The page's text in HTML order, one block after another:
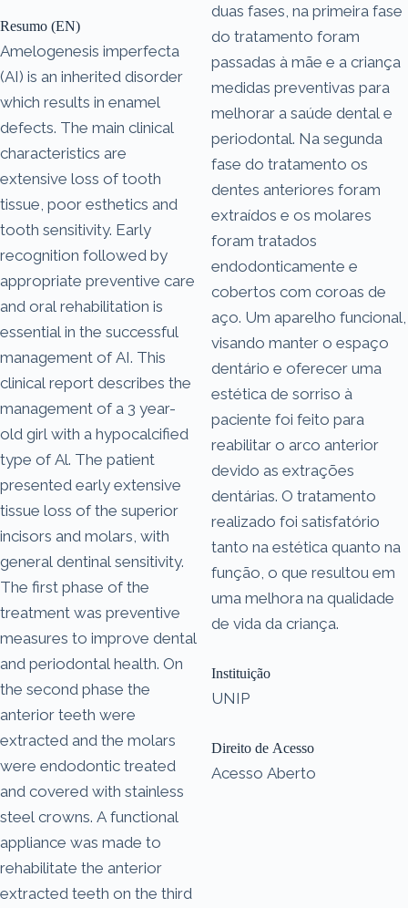
Resumo (EN)
Amelogenesis imperfecta
(AI) is an inherited disorder
which results in enamel
defects. The main clinical
characteristics are
extensive loss of tooth
tissue, poor esthetics and
tooth sensitivity. Early
recognition followed by
appropriate preventive care
and oral rehabilitation is
essential in the successful
management of AI. This
clinical report describes the
management of a 3 year-
old girl with a hypocalcified
type of Al. The patient
presented early extensive
tissue loss of the superior
incisors and molars, with
general dentinal sensitivity.
The first phase of the
treatment was preventive
measures to improve dental
and periodontal health. On
the second phase the
anterior teeth were
extracted and the molars
were endodontic treated
and covered with stainless
steel crowns. A functional
appliance was made to
rehabilitate the anterior
extracted teeth on the third
duas fases, na primeira fase
do tratamento foram
passadas à mãe e a criança
medidas preventivas para
melhorar a saúde dental e
periodontal. Na segunda
fase do tratamento os
dentes anteriores foram
extraídos e os molares
foram tratados
endodonticamente e
cobertos com coroas de
aço. Um aparelho funcional,
visando manter o espaço
dentário e oferecer uma
estética de sorriso à
paciente foi feito para
reabilitar o arco anterior
devido as extrações
dentárias. O tratamento
realizado foi satisfatório
tanto na estética quanto na
função, o que resultou em
uma melhora na qualidade
de vida da criança.
Instituição
UNIP
Direito de Acesso
Acesso Aberto